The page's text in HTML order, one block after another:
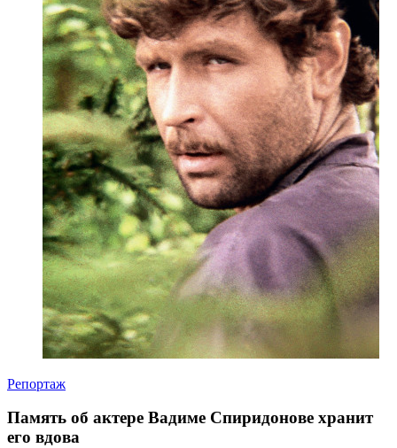
Репортаж
Память об актере Вадиме Спиридонове хранит
его вдова